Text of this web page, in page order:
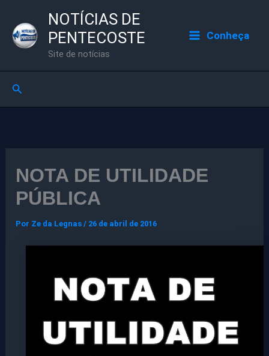
para
NOTÍCIAS DE
PENTECOSTE
Site de notícias
Conheça
Pesquisar
NOTA DE UTILIDADE
PÚBLICA
Por Ze da Legnas/ 26 de abril de 2016